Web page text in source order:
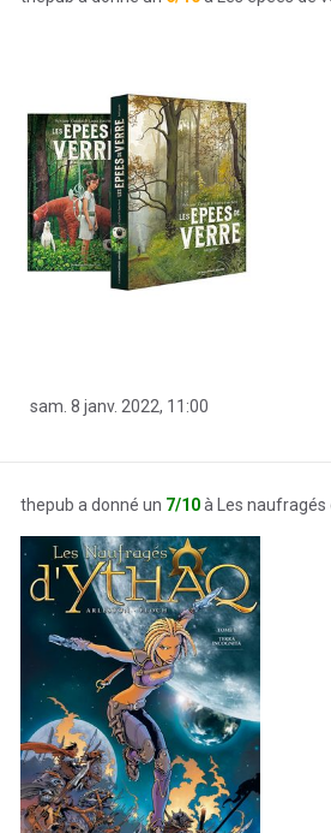
sam. 8 janv. 2022, 11:00
thepub a donné un 7/10à Les naufragés